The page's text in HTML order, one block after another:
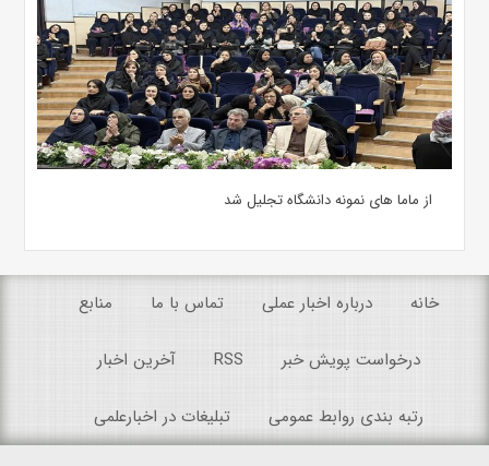
از ماما های نمونه دانشگاه تجلیل شد
خانه درباره اخبار عملی تماس با ما منابع
درخواست پویش خبر RSS آخرین اخبار
رتبه بندی روابط عمومی تبلیغات در اخبارعلمی